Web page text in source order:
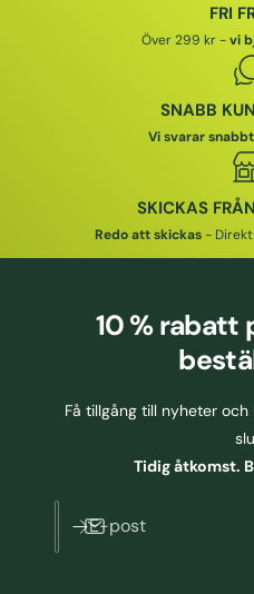
FRI
Över 299 kr -vi
SNABB
Vi svarar snabbt
SKICKAS
Redo att skickas -
10 % rabatt
Få tillgång till nyheter
Tidig åtkomst.
E-post